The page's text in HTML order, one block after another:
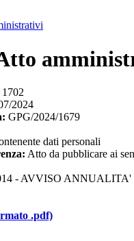
1702
2024
GPG/2024/1679
dati personali
Atto da pubblicare ai
- AVVISO
.pdf)